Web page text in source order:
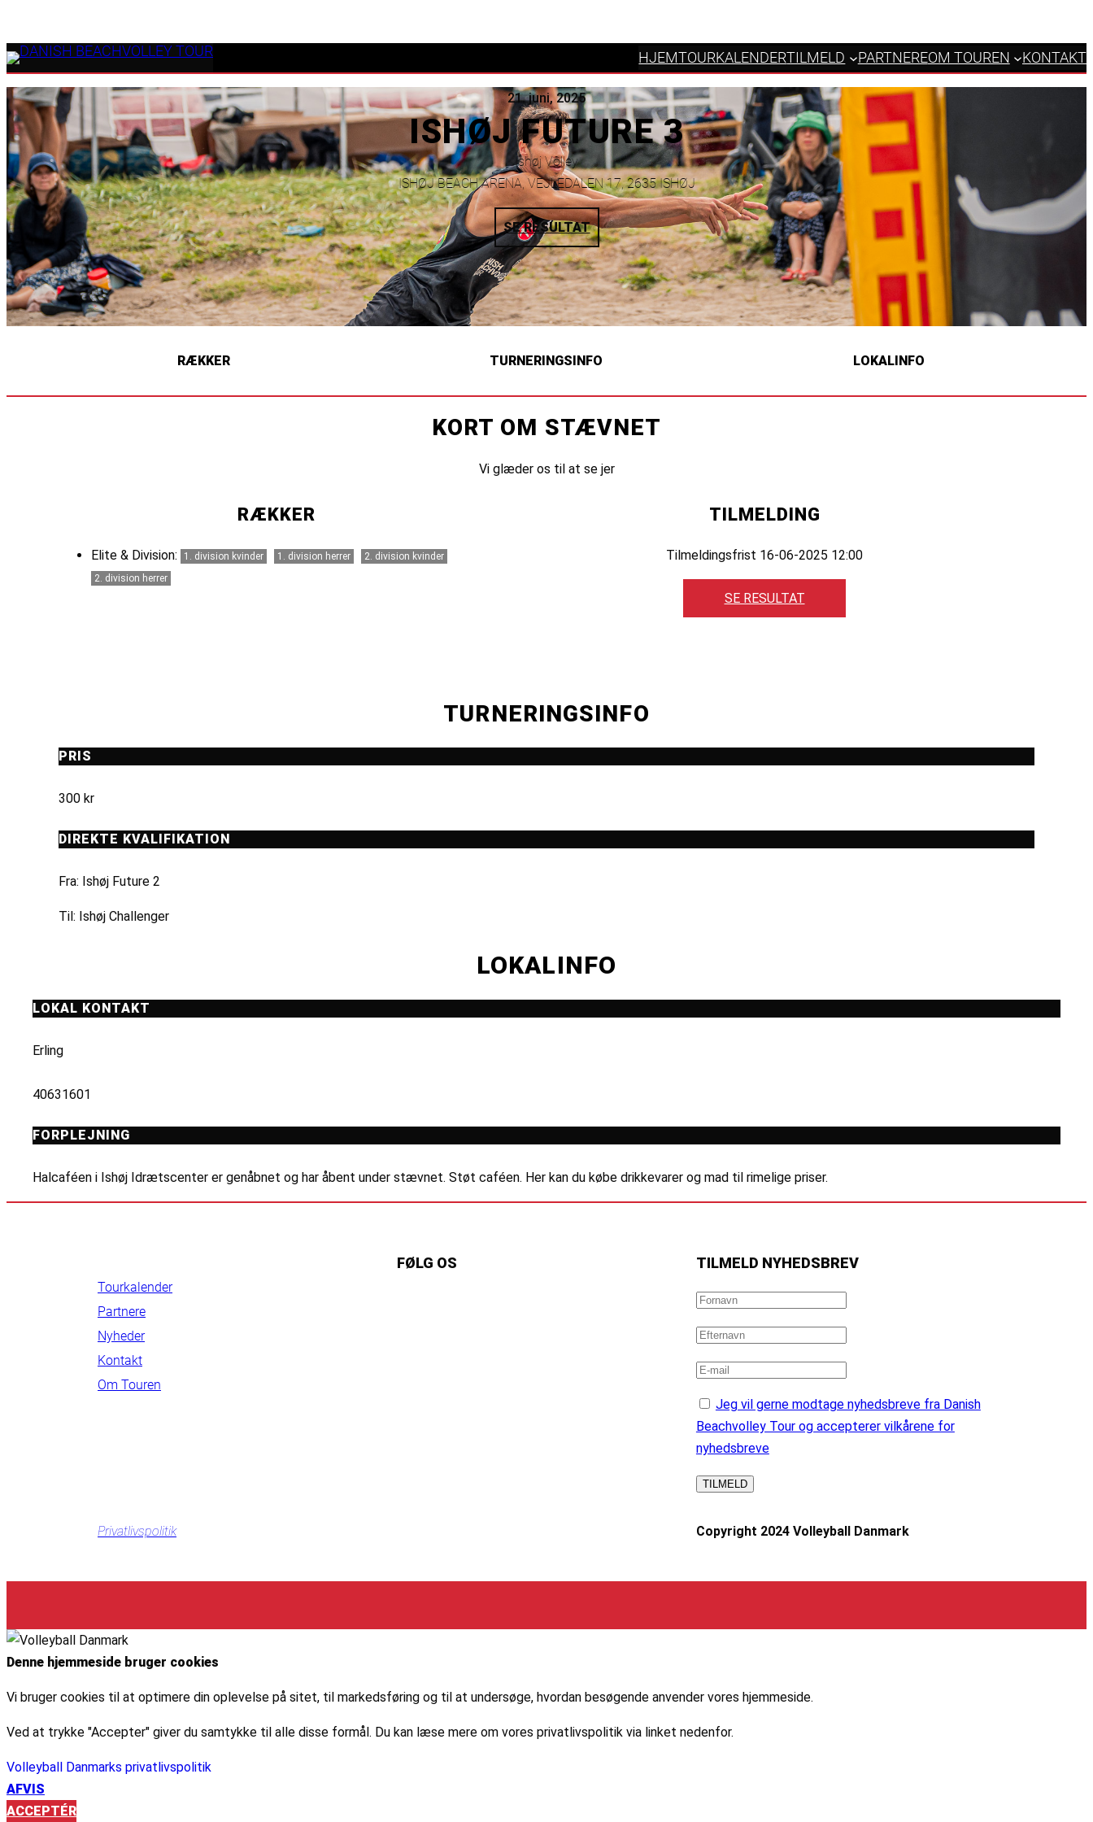
HJEMTOURKALENDERTILMELD PARTNEREOM TOUREN KONTAKT
21. juni, 2025
ISHØJ FUTURE 3
Ishøj Volley
ISHØJ BEACH ARENA, VEJLEDALEN 17, 2635 ISHØJ
SE RESULTAT
RÆKKER TURNERINGSINFO LOKALINFO
KORT OM STÆVNET
Vi glæder os til at se jer
RÆKKER
Elite & Division: 1. division kvinder 1. division herrer
2. division kvinder
2. division herrer
TILMELDING
Tilmeldingsfrist 16-06-2025 12:00
SE RESULTAT
TURNERINGSINFO
PRIS
300 kr
DIREKTE KVALIFIKATION
Fra: Ishøj Future 2
Til: Ishøj Challenger
LOKALINFO
LOKAL KONTAKT
Erling
40631601
FORPLEJNING
Halcaféen i Ishøj Idrætscenter er genåbnet og har åbent under stævnet. Støt caféen. Her kan du købe drikkevarer og mad til rimelige priser.
Tourkalender
Partnere
Nyheder
Kontakt
Om Touren
FØLG OS TILMELD NYHEDSBREV
Jeg vil gerne modtage nyhedsbreve fra Danish
Beachvolley Tour og accepterer vilkårene for
nyhedsbreve
Privatlivspolitik Copyright 2024 Volleyball Danmark
Denne hjemmeside bruger cookies
Vi bruger cookies til at optimere din oplevelse på sitet, til markedsføring og til at undersøge, hvordan besøgende anvender vores hjemmeside.
Ved at trykke "Accepter" giver du samtykke til alle disse formål. Du kan læse mere om vores privatlivspolitik via linket nedenfor.
Volleyball Danmarks privatlivspolitik
AFVIS
ACCEPTÉR